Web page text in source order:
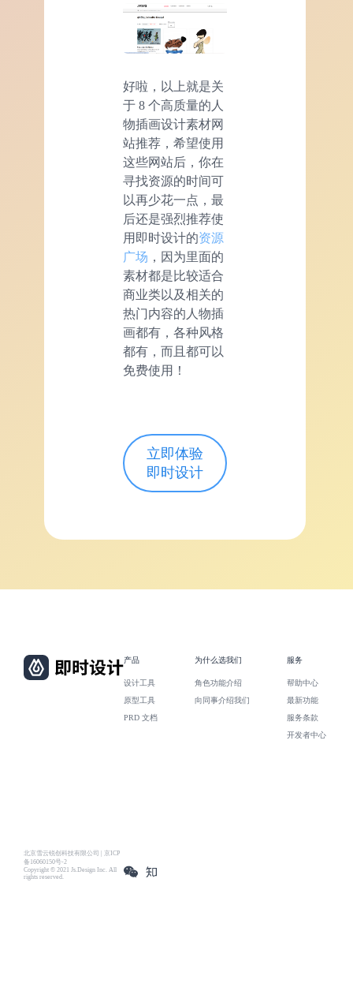
好啦，以上就是关
于 8 个高质量的人
物插画设计素材网
站推荐，希望使用
这些网站后，你在
寻找资源的时间可
以再少花一点，最
后还是强烈推荐使
用即时设计的资源
广场 ，因为里面的
素材都是比较适合
商业类以及相关的
热门内容的人物插
画都有，各种风格
都有，而且都可以
免费使用！
立即体验
即时设计
北京雪云锐创科技有限公司 | 京ICP
备16060150号-2
Copyright © 2021 Js.Design Inc. All
rights reserved.
产品
设计工具
原型工具
PRD 文档
为什么选我们
角色功能介绍
向同事介绍我们
服务
帮助中心
最新功能
服务条款
开发者中心